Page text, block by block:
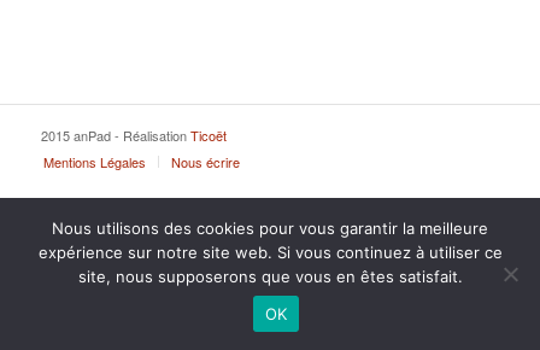
2015 anPad - RéalisationTicoët
Mentions Légales
Nous écrire
Nous utilisons des cookies pour vous garantir la meilleure
expérience sur notre site web. Si vous continuez à utiliser ce
site, nous supposerons que vous en êtes satisfait.
OK